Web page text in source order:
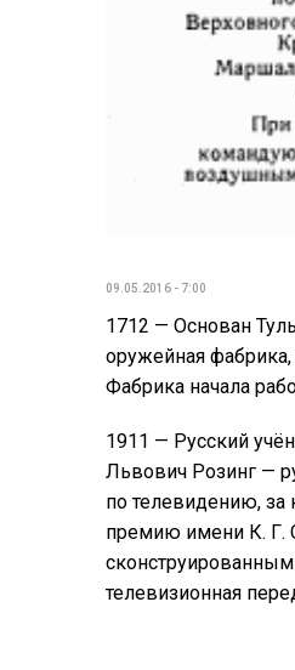
09.05.2016 - 7:00
1712 — Основан
оружейная фабрика,
Фабрика начала
1911 — Русский
Львович Розинг —
по телевидению, за
премию имени К. Г.
телевизионная